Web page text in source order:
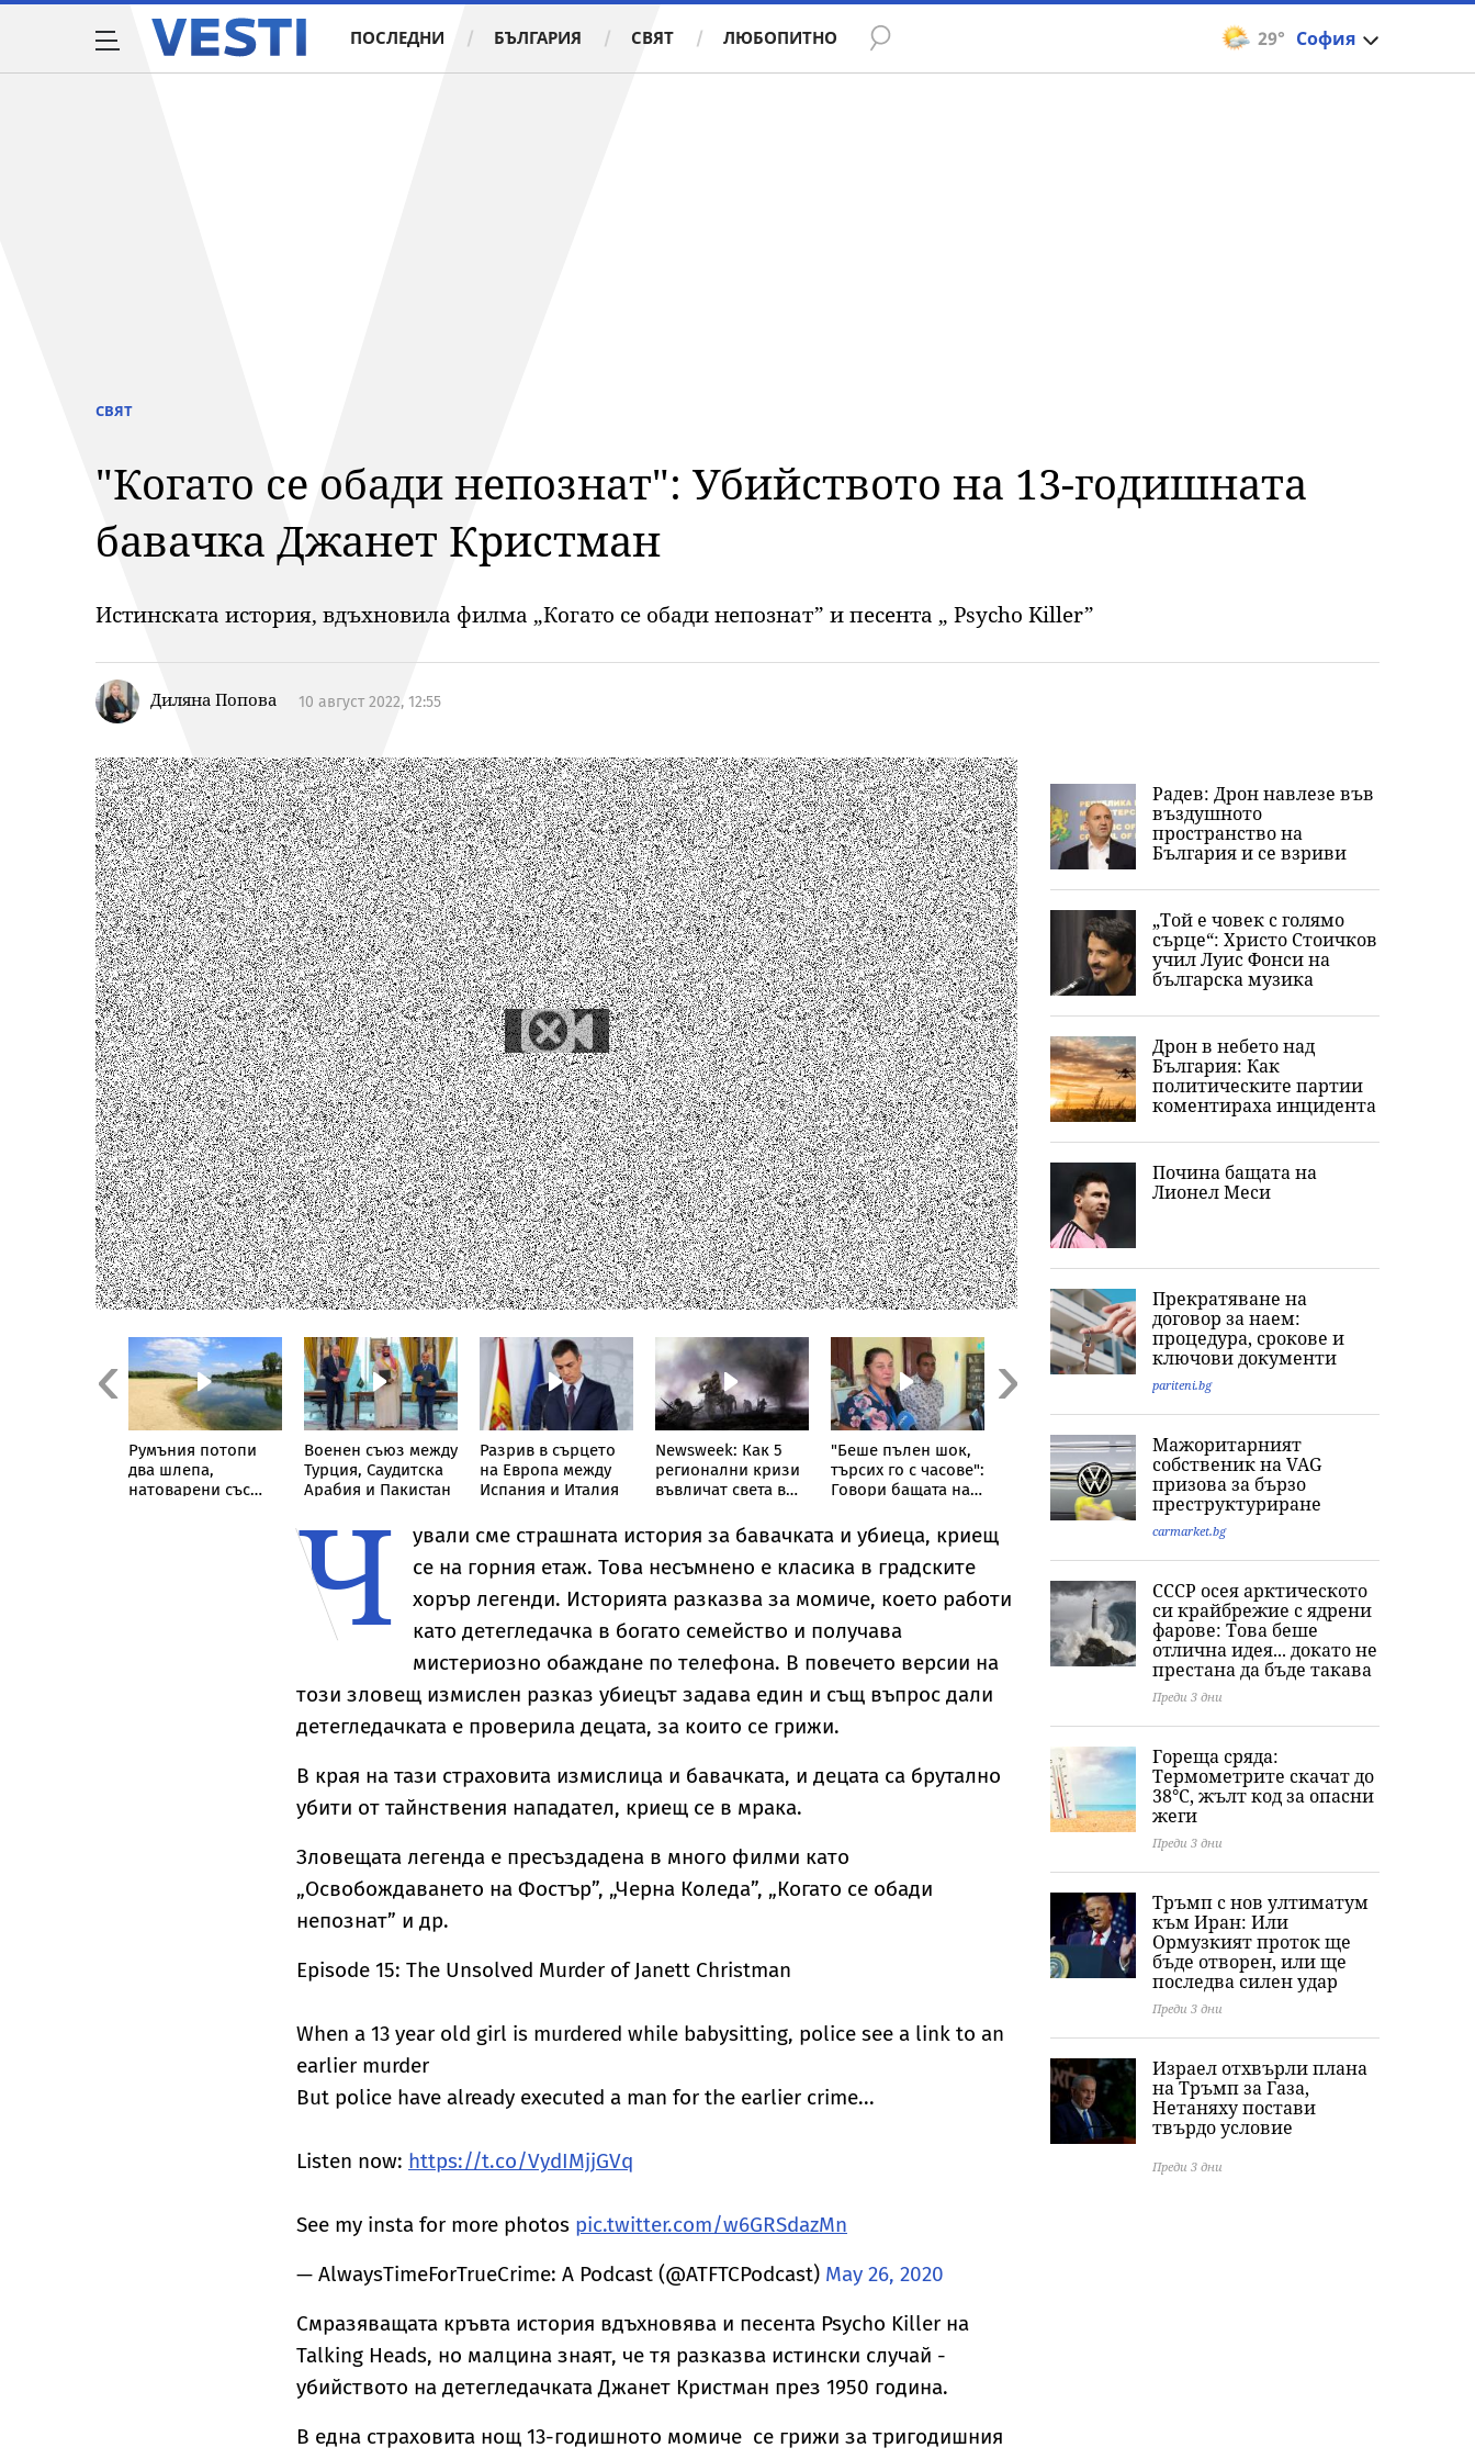
29° София
ПОСЛЕДНИ БЪЛГАРИЯ СВЯТ ЛЮБОПИТНО
СВЯТ
"Когато се обади непознат": Убийството на 13-годишната
бавачка Джанет Кристман
Истинската история, вдъхновила филма „Когато се обади непознат” и песента „ Psycho Killer”
Диляна Попова 10 август 2022, 12:55
Previous
Румъния потопи
два шлепа,
натоварени със
Военен съюз между
Турция, Саудитска
Арабия и Пакистан
Разрив в сърцето
на Европа между
Испания и Италия
Newsweek: Как 5
регионални кризи
въвличат света в
война
"Беше пълен шок,
търсих го с часове":
Говори бащата на
автобус момче със
СОП
Конфликтът се
изостря: Нова
ескалация между
хутите и Саудитска
Напрежението
расте, Северна
Корея изстреля
непозната ракета
над Японско море
Ч
ували сме страшната история за бавачката и убиеца, криещ
се на горния етаж. Това несъмнено е класика в градските
хорър легенди. Историята разказва за момиче, което работи
като детегледачка в богато семейство и получава
мистериозно обаждане по телефона. В повечето версии на
този зловещ измислен разказ убиецът задава един и същ въпрос дали
детегледачката е проверила децата, за които се грижи.
В края на тази страховита измислица и бавачката, и децата са брутално
убити от тайнствения нападател, криещ се в мрака.
Зловещата легенда е пресъздадена в много филми като
„Освобождаването на Фостър”, „Черна Коледа”, „Когато се обади
непознат” и др.
Episode 15: The Unsolved Murder of Janett Christman
When a 13 year old girl is murdered while babysitting, police see a link to an
earlier murder
But police have already executed a man for the earlier crime...
Listen now: https://t.co/VydIMjjGVq
See my insta for more photos pic.twitter.com/w6GRSdazMn
— AlwaysTimeForTrueCrime: A Podcast (@ATFTCPodcast) May 26, 2020
Смразяващата кръвта история вдъхновява и песента Psycho Killer на
Talking Heads, но малцина знаят, че тя разказва истински случай -
убийството на детегледачката Джанет Кристман през 1950 година.
В една страховита нощ 13-годишното момиче се грижи за тригодишния
Радев: Дрон навлезе във
въздушното
пространство на
България и се взриви
„Той е човек с голямо
сърце“: Христо Стоичков
учил Луис Фонси на
българска музика
Дрон в небето над
България: Как
политическите партии
коментираха инцидента
Почина бащата на
Лионел Меси
Прекратяване на
договор за наем:
процедура, срокове и
ключови документи
pariteni.bg
Мажоритарният
собственик на VAG
призова за бързо
преструктуриране
carmarket.bg
СССР осея арктическото
си крайбрежие с ядрени
фарове: Това беше
отлична идея... докато не
престана да бъде такава
Преди 3 дни
Гореща сряда:
Термометрите скачат до
38°C, жълт код за опасни
жеги
Преди 3 дни
Тръмп с нов ултиматум
към Иран: Или
Ормузкият проток ще
бъде отворен, или ще
последва силен удар
Преди 3 дни
Израел отхвърли плана
на Тръмп за Газа,
Нетаняху постави
твърдо условие
Преди 3 дни